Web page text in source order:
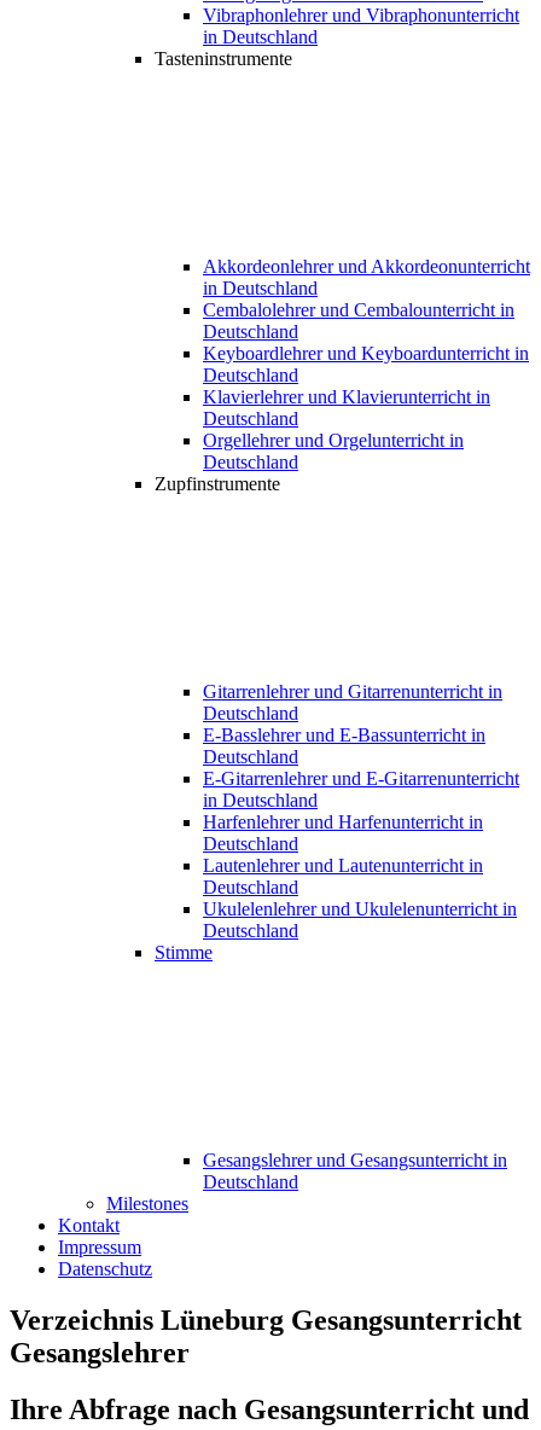
Vibraphonlehrer und Vibraphonunterricht
in Deutschland
Tasteninstrumente
Akkordeonlehrer und Akkordeonunterricht
in Deutschland
Cembalolehrer und Cembalounterricht in
Deutschland
Keyboardlehrer und Keyboardunterricht in
Deutschland
Klavierlehrer und Klavierunterricht in
Deutschland
Orgellehrer und Orgelunterricht in
Deutschland
Zupfinstrumente
Gitarrenlehrer und Gitarrenunterricht in
Deutschland
E-Basslehrer und E-Bassunterricht in
Deutschland
E-Gitarrenlehrer und E-Gitarrenunterricht
in Deutschland
Harfenlehrer und Harfenunterricht in
Deutschland
Lautenlehrer und Lautenunterricht in
Deutschland
Ukulelenlehrer und Ukulelenunterricht in
Deutschland
Stimme
Gesangslehrer und Gesangsunterricht in
Deutschland
Milestones
Kontakt
Impressum
Datenschutz
Verzeichnis Lüneburg Gesangsunterricht
Gesangslehrer
Ihre Abfrage nach Gesangsunterricht und